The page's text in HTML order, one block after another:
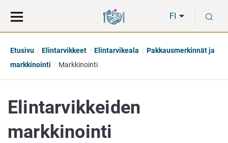
suoraan
sisältöön
koko
sivuston
FI
Etusivu Elintarvikkeet Elintarvikeala
Pakkausmerkinnät ja
markkinointi
Markkinointi
Elintarvikkeiden
markkinointi